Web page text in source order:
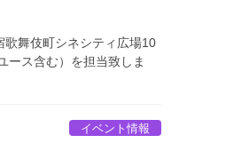
舞伎町シネシティ広場10
ース含む）を担当致しま
イベント情報